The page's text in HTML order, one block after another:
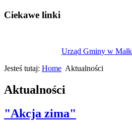
Ciekawe linki
Urząd Gminy w
Jesteś tutaj: Home Aktualności
Aktualności
"Akcja zima"